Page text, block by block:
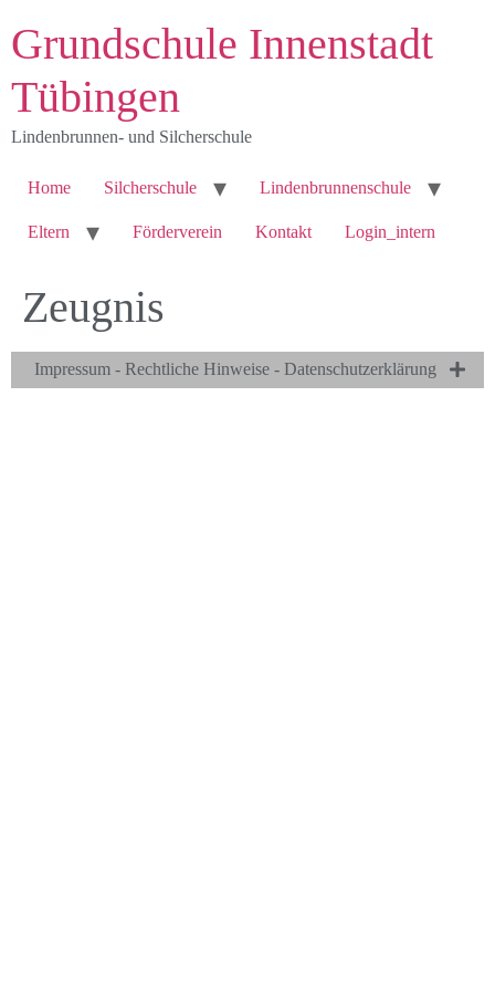
Grundschule Innenstadt
Tübingen
Lindenbrunnen- und Silcherschule
Home Silcherschule Lindenbrunnenschule
Eltern Förderverein Kontakt Login_intern
Zeugnis
Impressum - Rechtliche Hinweise - Datenschutzerklärung